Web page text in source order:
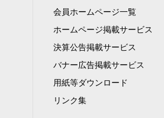
会員ホームページ一覧
ホームページ掲載サービス
決算公告掲載サービス
バナー広告掲載サービス
用紙等ダウンロード
リンク集